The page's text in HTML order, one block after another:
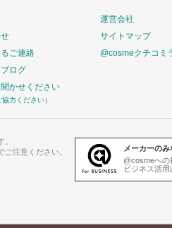
ご連絡
ログ
かせください
力ください）
運営会社
サイトマップ
@cosmeクチコミ
注意ください。
メーカーの
@cosmeへの
ビジネス活用